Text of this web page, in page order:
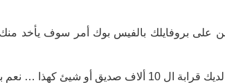
على بروفايلك بالفيس بوك أمر سوف يأخد
أو شيئ كهذا … نعم بالفعل !!